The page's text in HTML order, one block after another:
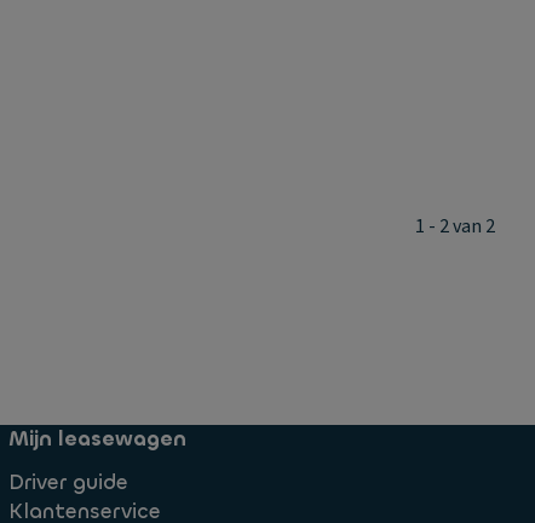
1 - 2 van 2
Mijn leasewagen
Driver guide
Klantenservice